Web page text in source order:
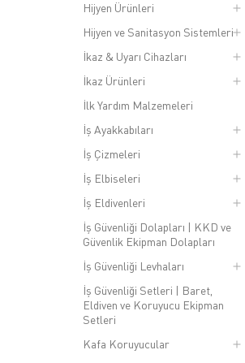
Hijyen Ürünleri
Hijyen ve Sanitasyon Sistemleri
İkaz & Uyarı Cihazları
İkaz Ürünleri
İlk Yardım Malzemeleri
İş Ayakkabıları
İş Çizmeleri
İş Elbiseleri
İş Eldivenleri
İş Güvenliği Dolapları | KKD ve
Güvenlik Ekipman Dolapları
İş Güvenliği Levhaları
İş Güvenliği Setleri | Baret,
Eldiven ve Koruyucu Ekipman
Setleri
Kafa Koruyucular